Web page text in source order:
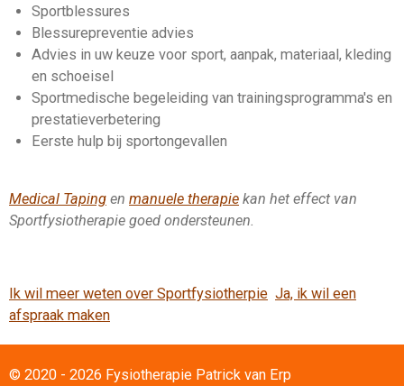
Sportblessures
Blessurepreventie advies
Advies in uw keuze voor sport, aanpak, materiaal, kleding
en schoeisel
Sportmedische begeleiding van trainingsprogramma's en
prestatieverbetering
Eerste hulp bij sportongevallen
Medical Taping en manuele therapie kan het effect van
Sportfysiotherapie goed ondersteunen.
Ik wil meer weten over Sportfysiotherpie Ja, ik wil een
afspraak maken
© 2020 - 2026 Fysiotherapie Patrick van Erp